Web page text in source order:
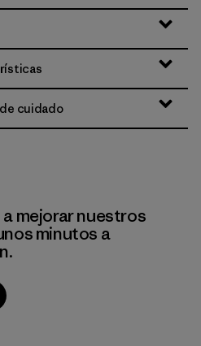
cuidado
mejorar nuestros
minutos a